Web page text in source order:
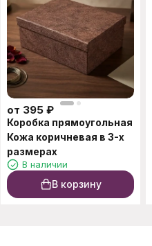
от 395 ₽
Коробка прямоугольная
Кожа коричневая в 3-х
размерах
В наличии
В корзину